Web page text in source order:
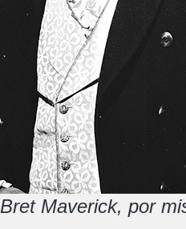
Bret Maverick, por